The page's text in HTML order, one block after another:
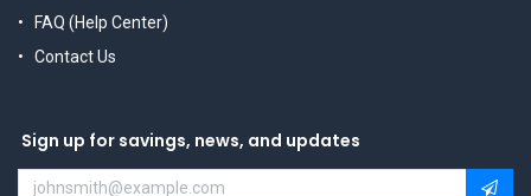
FAQ (Help Center)
Contact Us
Sign up for savings, news, and updates